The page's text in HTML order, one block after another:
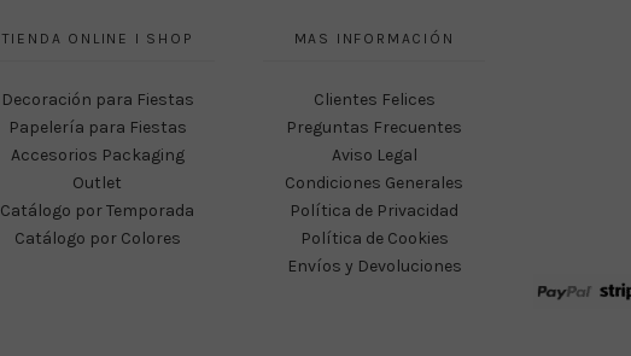
TIENDA ONLINE I SHOP
Decoración para Fiestas
Papelería para Fiestas
Accesorios Packaging
Outlet
Catálogo por Temporada
Catálogo por Colores
MAS INFORMACIÓN
Clientes Felices
Preguntas Frecuentes
Aviso Legal
Condiciones Generales
Política de Privacidad
Política de Cookies
Envíos y Devoluciones